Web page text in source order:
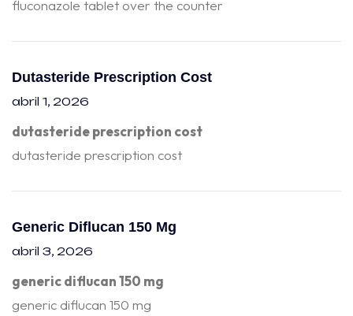
fluconazole tablet over the counter
Dutasteride Prescription Cost
abril 1, 2026
dutasteride prescription cost
dutasteride prescription cost
Generic Diflucan 150 Mg
abril 3, 2026
generic diflucan 150 mg
generic diflucan 150 mg